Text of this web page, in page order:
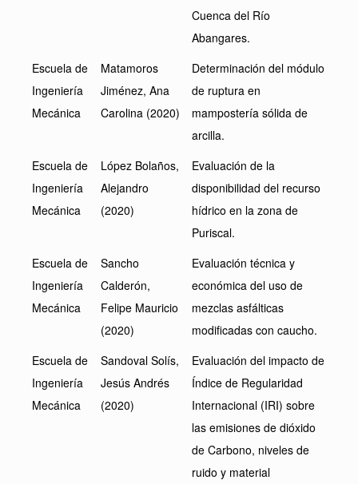
Cuenca del Río
Abangares.
Escuela de
Ingeniería
Mecánica
Matamoros
Jiménez, Ana
Carolina (2020)
Determinación del módulo
de ruptura en
mampostería sólida de
arcilla.
Escuela de
Ingeniería
Mecánica
López Bolaños,
Alejandro
(2020)
Evaluación de la
disponibilidad del recurso
hídrico en la zona de
Puriscal.
Escuela de
Ingeniería
Mecánica
Sancho
Calderón,
Felipe Mauricio
(2020)
Evaluación técnica y
económica del uso de
mezclas asfálticas
modificadas con caucho.
Escuela de
Ingeniería
Mecánica
Sandoval Solís,
Jesús Andrés
(2020)
Evaluación del impacto de
Índice de Regularidad
Internacional (IRI) sobre
las emisiones de dióxido
de Carbono, niveles de
ruido y material